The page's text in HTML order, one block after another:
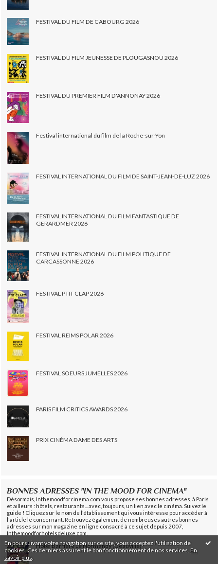
En poursuivant votre navigation sur ce site, vous acceptez l'utilisation de
cookies. Ces derniers assurent le bon fonctionnement de nos services. En
savoir plus
FESTIVAL DU FILM DE CABOURG 2026
FESTIVAL DU FILM JEUNESSE DE PLOUGASNOU 2026
FESTIVAL DU PREMIER FILM D'ANNONAY 2026
Festival international du film de la Roche-sur-Yon
FESTIVAL INTERNATIONAL DU FILM DE SAINT-JEAN-DE-LUZ 2026
FESTIVAL INTERNATIONAL DU FILM FANTASTIQUE DE
GERARDMER 2026
FESTIVAL INTERNATIONAL DU FILM POLITIQUE DE
CARCASSONNE 2026
FESTIVAL PTIT CLAP 2026
FESTIVAL REIMS POLAR 2026
FESTIVAL SOEURS JUMELLES 2026
PARIS FILM CRITICS AWARDS 2026
PRIX CINÉMA DAME DES ARTS
BONNES ADRESSES "IN THE MOOD FOR CINEMA"
Désormais, Inthemoodforcinema.com vous propose ses bonnes adresses, à Paris
et ailleurs : hôtels, restaurants... avec, toujours, un lien avec le cinéma. Suivez le
guide ! Cliquez sur le nom de l'établissement qui vous intéresse pour accéder à
l'article le concernant. Retrouvez également de nombreuses autres bonnes
adresses sur mon magazine en ligne consacré à ce sujet depuis 2007,
Inthemoodforhotelsdeluxe.com.
Hôtel Barrière Le Normandy (Deauville)